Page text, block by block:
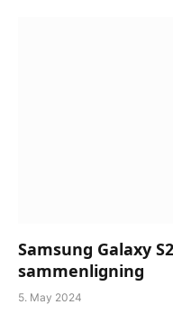
Samsung Galaxy
sammenligning
5. May 2024